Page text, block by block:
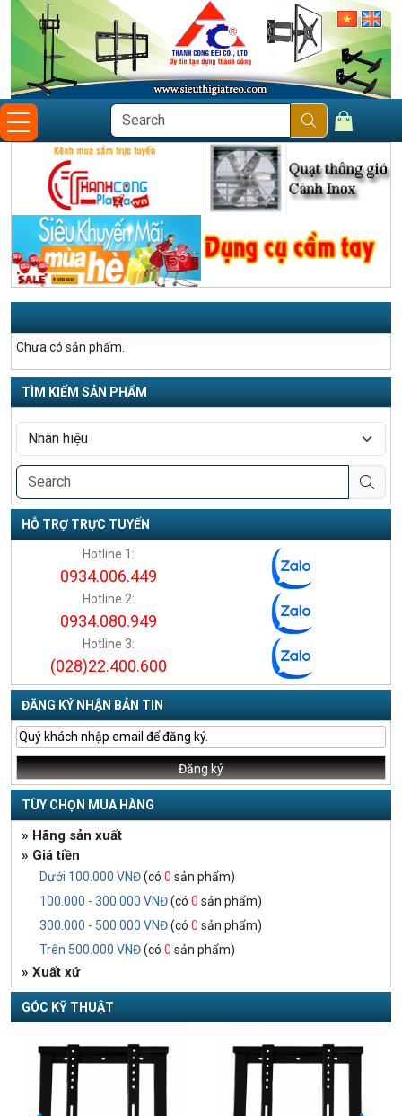
TÌM KIẾM SẢN PHẨM
HỖ TRỢ TRỰC TUYẾN
Hotline 1:
0934.006.449
Hotline 2:
0934.080.949
Hotline 3:
(028)22.400.600
ĐĂNG KÝ NHẬN BẢN TIN
TÙY CHỌN MUA HÀNG
» Hãng sản xuất
» Giá tiền
Dưới 100.000 VNĐ(có 0 sản phẩm)
100.000 - 300.000 VNĐ(có 0 sản phẩm)
300.000 - 500.000 VNĐ(có 0 sản phẩm)
Trên 500.000 VNĐ(có 0 sản phẩm)
» Xuất xứ
GÓC KỸ THUẬT
Chưa có sản phẩm.